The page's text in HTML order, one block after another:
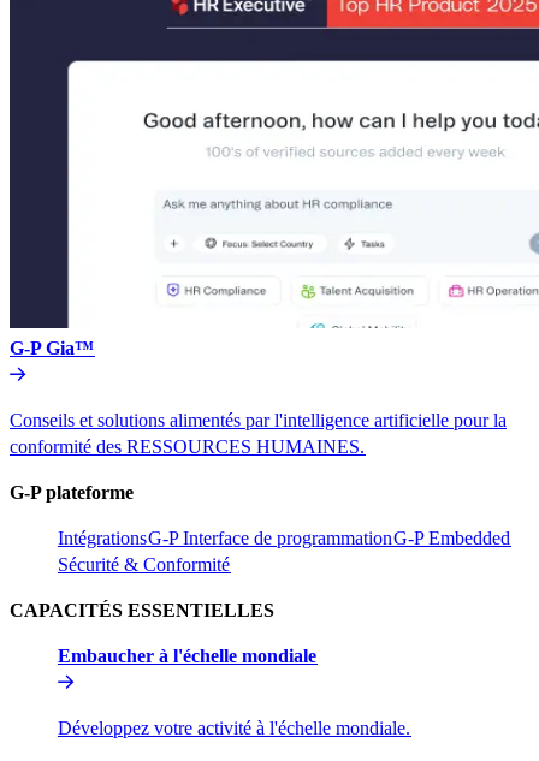
G-P Gia™​​
Conseils et solutions alimentés par l'intelligence artificielle pour la
conformité des RESSOURCES HUMAINES.​​
G-P plateforme​​
Intégrations​​G-P Interface de programmation​​G-P Embedded​​
Sécurité & Conformité​​
CAPACITÉS ESSENTIELLES​​
Embaucher à l'échelle mondiale​​
Développez votre activité à l'échelle mondiale.​​